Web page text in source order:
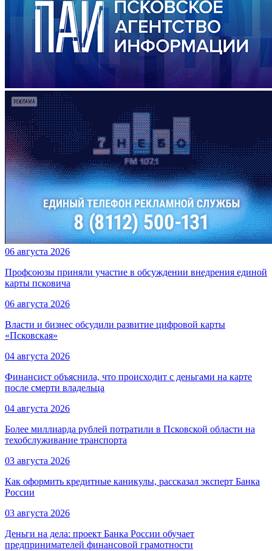
06 августа 2026
Профсоюзы приняли участие в обсуждении внедрения единой
карты псковича
06 августа 2026
Власти и бизнес обсудили развитие цифровой карты
«Псковская»
04 августа 2026
Финансист объяснила, что происходит с деньгами на карте
после смерти владельца
04 августа 2026
Более миллиарда рублей потратили в Псковской области на
техобслуживание транспорта
03 августа 2026
Как оформить кредитные каникулы, рассказал эксперт Банка
России
03 августа 2026
Деньги на дела: проект Банка России обучает
предпринимателей финансовой грамотности